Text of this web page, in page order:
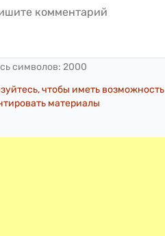
символов: 2000
чтобы иметь возможность
материалы